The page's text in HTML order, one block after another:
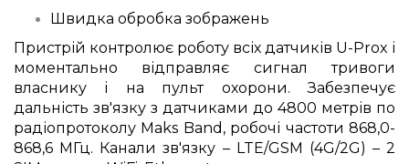
Швидка обробка зображень
Пристрій контролює роботу всіх датчиків U-Prox і
моментально відправляє сигнал тривоги
власнику і на пульт охорони. Забезпечує
дальність зв'язку з датчиками до 4800 метрів по
радіопротоколу Maks Band, робочі частоти 868,0-
868,6 МГц. Канали зв'язку – LTE/GSM (4G/2G) – 2